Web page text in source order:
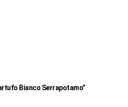
Bianco Serrapotamo”